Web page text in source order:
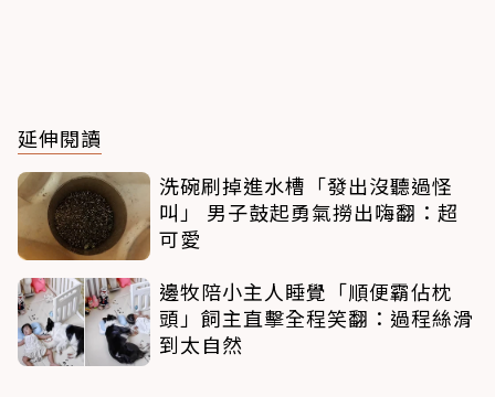
延伸閱讀
洗碗刷掉進水槽「發出沒聽過怪
叫」 男子鼓起勇氣撈出嗨翻：超
可愛
邊牧陪小主人睡覺「順便霸佔枕
頭」飼主直擊全程笑翻：過程絲滑
到太自然